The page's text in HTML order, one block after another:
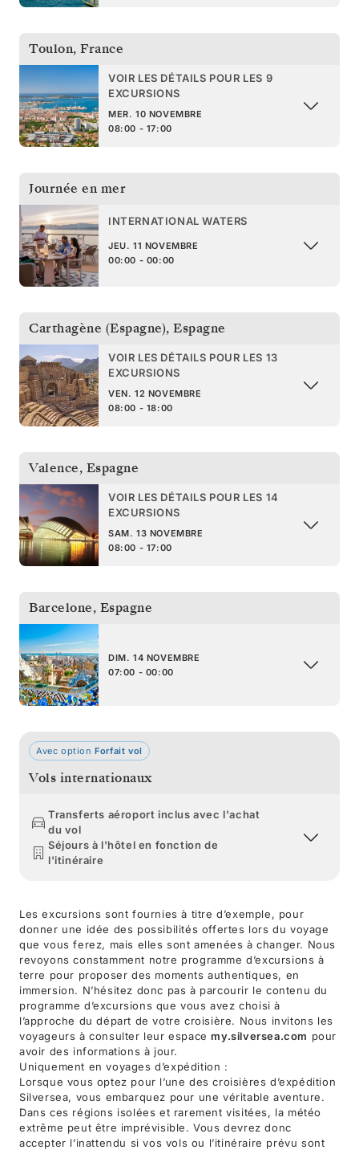
Toulon, France
VOIR LES DÉTAILS POUR LES 9
EXCURSIONS
MER. 10 NOVEMBRE
08:00 - 17:00
Journée en mer
INTERNATIONAL WATERS
JEU. 11 NOVEMBRE
00:00 - 00:00
Carthagène (Espagne), Espagne
VOIR LES DÉTAILS POUR LES 13
EXCURSIONS
VEN. 12 NOVEMBRE
08:00 - 18:00
Valence, Espagne
VOIR LES DÉTAILS POUR LES 14
EXCURSIONS
SAM. 13 NOVEMBRE
08:00 - 17:00
Barcelone, Espagne
DIM. 14 NOVEMBRE
07:00 - 00:00
Avec option Forfait vol
Vols internationaux
Transferts aéroport inclus avec l'achat
du vol
Séjours à l'hôtel en fonction de
l'itinéraire
Les excursions sont fournies à titre d’exemple, pour
donner une idée des possibilités offertes lors du voyage
que vous ferez, mais elles sont amenées à changer. Nous
revoyons constamment notre programme d’excursions à
terre pour proposer des moments authentiques, en
immersion. N’hésitez donc pas à parcourir le contenu du
programme d’excursions que vous avez choisi à
l’approche du départ de votre croisière. Nous invitons les
voyageurs à consulter leur espacemy.silversea.com pour
avoir des informations à jour.
Uniquement en voyages d’expédition :
Lorsque vous optez pour l’une des croisières d’expédition
Silversea, vous embarquez pour une véritable aventure.
Dans ces régions isolées et rarement visitées, la météo
extrême peut être imprévisible. Vous devrez donc
accepter l’inattendu si vos vols ou l’itinéraire prévu sont